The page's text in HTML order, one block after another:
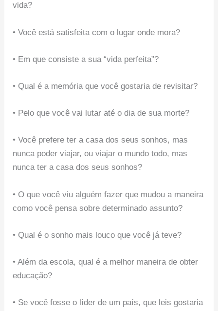
vida?
• Você está satisfeita com o lugar onde mora?
• Em que consiste a sua “vida perfeita”?
• Qual é a memória que você gostaria de revisitar?
• Pelo que você vai lutar até o dia de sua morte?
• Você prefere ter a casa dos seus sonhos, mas
nunca poder viajar, ou viajar o mundo todo, mas
nunca ter a casa dos seus sonhos?
• O que você viu alguém fazer que mudou a maneira
como você pensa sobre determinado assunto?
• Qual é o sonho mais louco que você já teve?
• Além da escola, qual é a melhor maneira de obter
educação?
• Se você fosse o líder de um país, que leis gostaria